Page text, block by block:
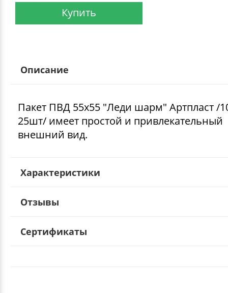
Купить
Описание
Пакет ПВД 55х55 "Леди шарм" Артпласт /
25шт/ имеет простой и привлекательный
внешний вид.
Характеристики
Отзывы
Сертификаты